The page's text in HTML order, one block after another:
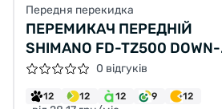
Передня перекидка
ПЕРЕМИКАЧ ПЕРЕДНІЙ
SHIMANO FD-TZ500 DOWN-
SWING НИЖНЯ ТЯГА ХОМУТ
31.8ММ ДЛЯ 42Т
0 відгуків
12 12 12 9 12